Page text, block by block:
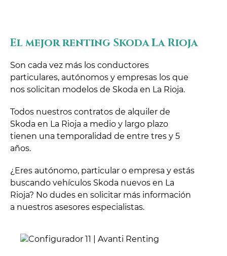
El mejor renting Skoda La Rioja
Son cada vez más los conductores
particulares, autónomos y empresas los que
nos solicitan modelos de Skoda en La Rioja.
Todos nuestros contratos de alquiler de
Skoda en La Rioja a medio y largo plazo
tienen una temporalidad de entre tres y 5
años.
¿Eres autónomo, particular o empresa y estás
buscando vehículos Skoda nuevos en La
Rioja? No dudes en solicitar más información
a nuestros asesores especialistas.